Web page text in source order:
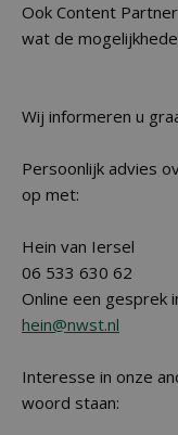
Ook Content
wat de
Wij informeren u
Persoonlijk advies
op met:
Hein van Iersel
06 533 630 62
Online een gesprek
hein@nwst.nl
Interesse in onze
woord staan: